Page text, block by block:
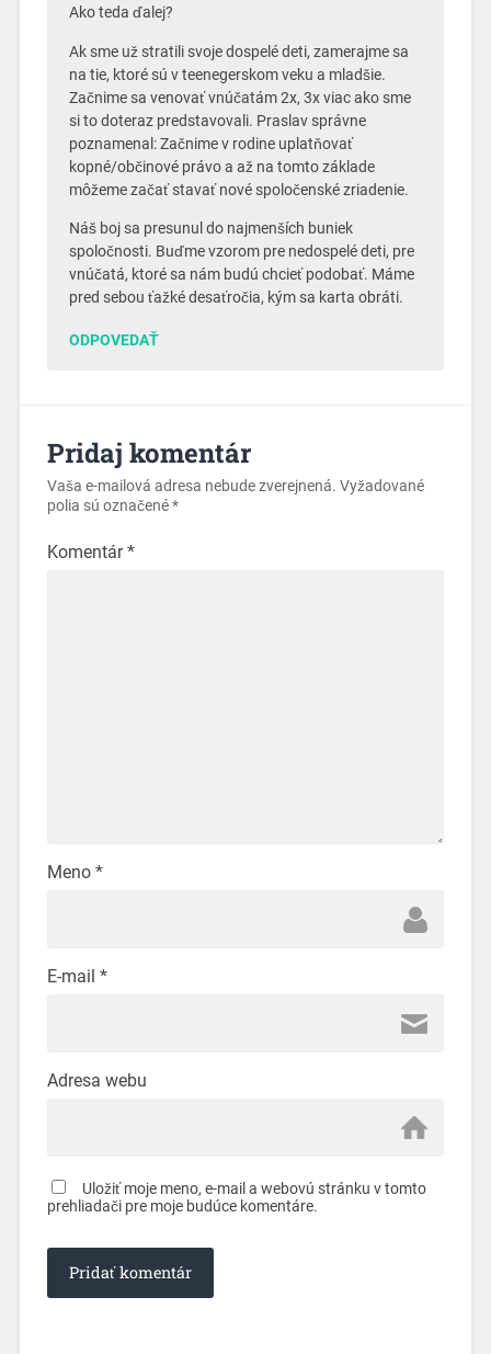
Ako teda ďalej?
Ak sme už stratili svoje dospelé deti, zamerajme sa
na tie, ktoré sú v teenegerskom veku a mladšie.
Začnime sa venovať vnúčatám 2x, 3x viac ako sme
si to doteraz predstavovali. Praslav správne
poznamenal: Začnime v rodine uplatňovať
kopné/občinové právo a až na tomto základe
môžeme začať stavať nové spoločenské zriadenie.
Náš boj sa presunul do najmenších buniek
spoločnosti. Buďme vzorom pre nedospelé deti, pre
vnúčatá, ktoré sa nám budú chcieť podobať. Máme
pred sebou ťažké desaťročia, kým sa karta obráti.
ODPOVEDAŤ
Pridaj komentár
Vaša e-mailová adresa nebude zverejnená. Vyžadované
polia sú označené*
Komentár*
Meno *
E-mail *
Adresa webu
Uložiť moje meno, e-mail a webovú stránku v tomto
prehliadači pre moje budúce komentáre.